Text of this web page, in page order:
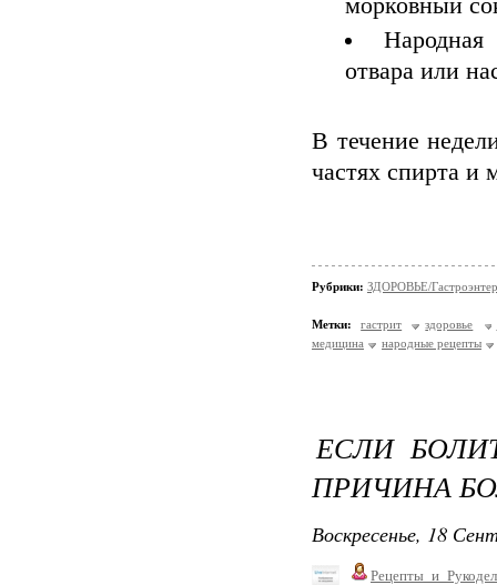
морковный
отвара или
В течение
частях спирта и
Рубрики: ЗДОРОВЬЕ/
Метки: гастрит здоровье
медицина
народные рецепты
ЕСЛИ
ПРИЧИНА
Воскресенье, 18